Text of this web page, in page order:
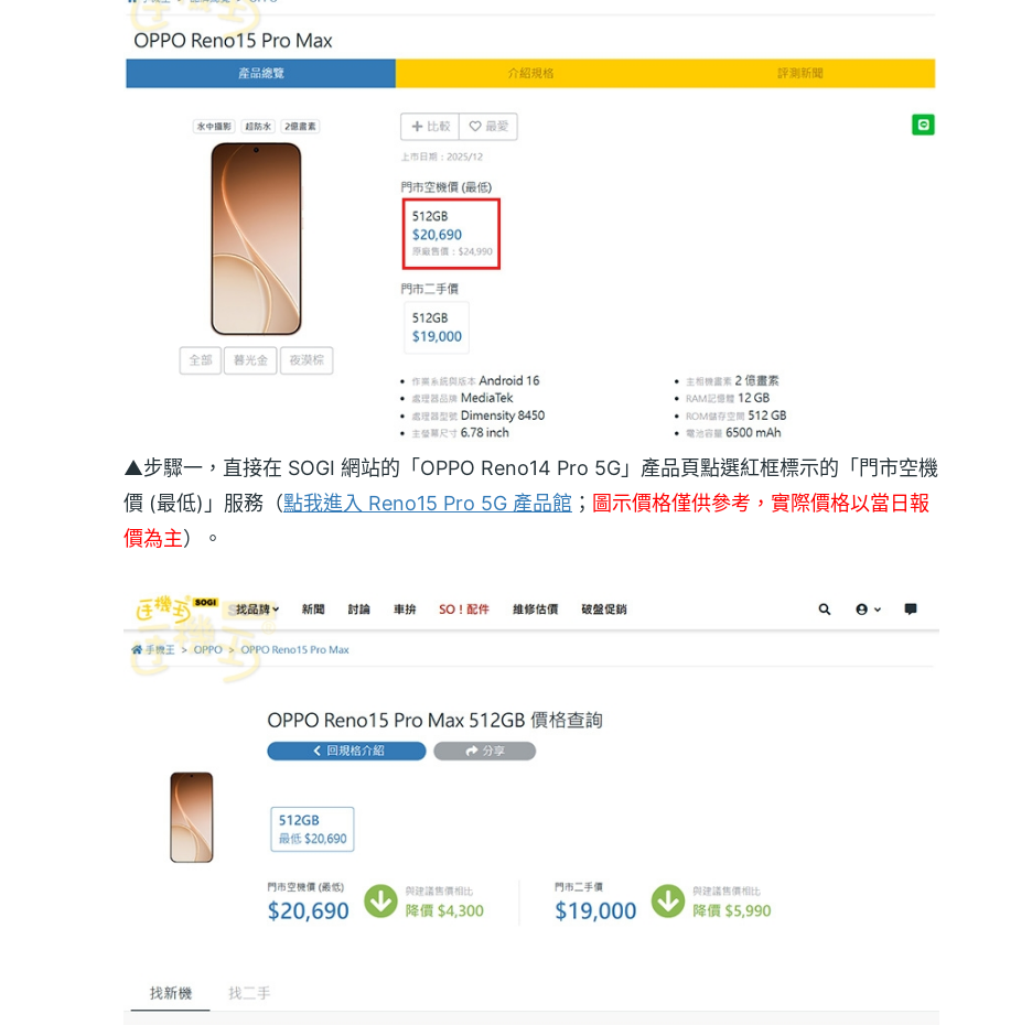
▲步驟一，直接在 SOGI 網站的「OPPO Reno14 Pro 5G」產品頁點選紅框標示的「門市空機
價 (最低)」服務（點我進入 Reno15 Pro 5G 產品館 ； 圖示價格僅供參考，實際價格以當日報
價為主）。